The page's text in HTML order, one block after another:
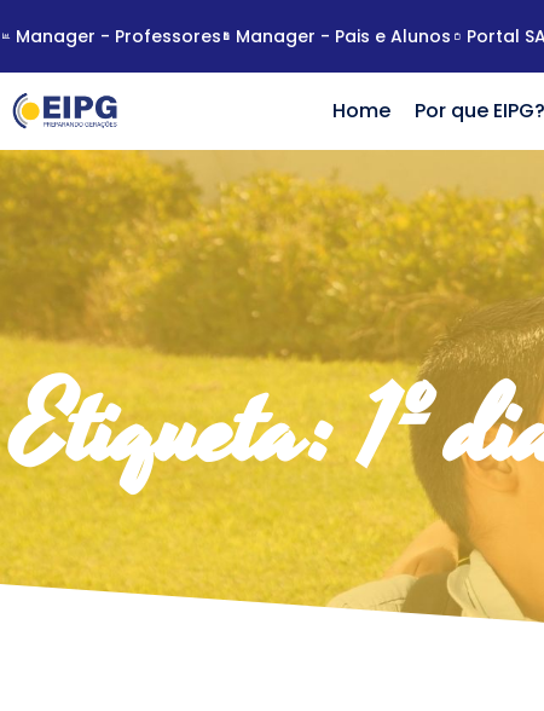
Manager - Professores Manager - Pais e Alunos Portal
Home Por que EIPG?
Etiqueta: 1º